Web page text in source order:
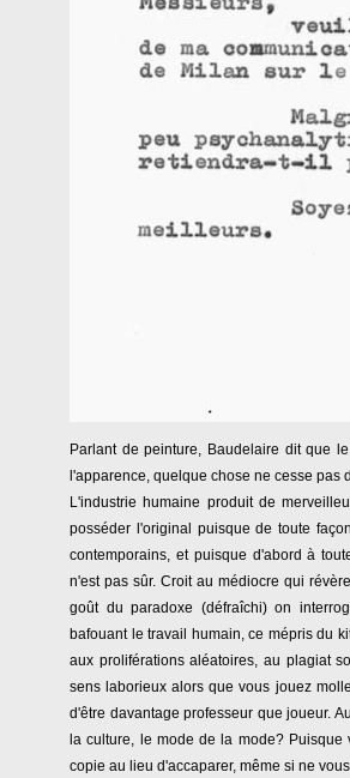
Parlant de peinture, Baudelaire dit que
l'apparence, quelque chose ne cesse
L'industrie humaine produit de
posséder l'original puisque de toute
contemporains, et puisque d'abord à
n'est pas sûr. Croit au médiocre qui
goût du paradoxe (défraîchi) on
bafouant le travail humain, ce mépris du
aux proliférations aléatoires, au plagiat
sens laborieux alors que vous jouez
d'être davantage professeur que joueur.
la culture, le mode de la mode?
copie au lieu d'accaparer, même si ne